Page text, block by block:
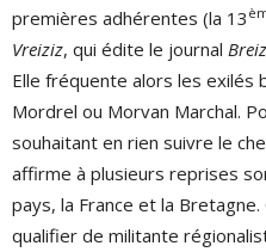
premières adhérentes (la 13
Vreiziz, qui édite le journal
Elle fréquente alors les exilés
Mordrel ou Morvan Marchal.
souhaitant en rien suivre le
affirme à plusieurs reprises
pays, la France et la
qualifier de militante